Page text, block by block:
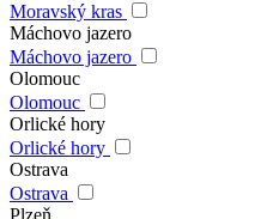
Moravský kras
Máchovo jazero
Máchovo jazero
Olomouc
Olomouc
Orlické hory
Orlické hory
Ostrava
Ostrava